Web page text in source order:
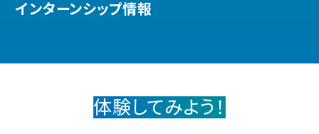
インターンシップ情報
体験してみよう！